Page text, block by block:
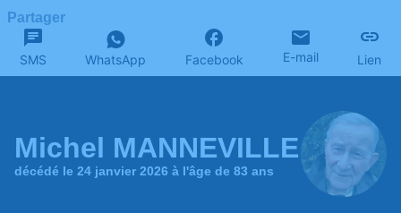
Partager
SMS WhatsApp Facebook E-mail Lien
Michel MANNEVILLE
décédé le 24 janvier 2026 à l'âge de 83 ans